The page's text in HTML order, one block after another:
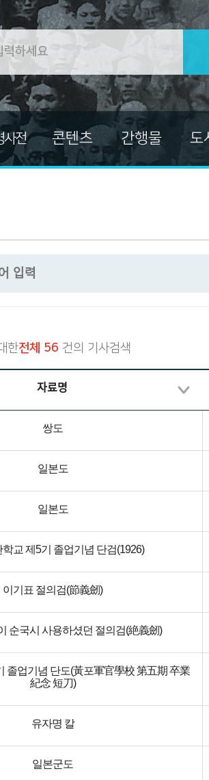
사전 콘텐츠
미주흥사단
신문자료
의병자료
대한인국민회
간행물
발간자료총서
한국독립운동사 연구
도
한전체 56 건의 기사검색
자료명
쌍도
일본도
일본도
교 제5기 졸업기념 단검(1926)
이기표 절의검(節義劒)
순국시 사용하셨던 절의검(絶義劒)
졸업기념 단도(黃포軍官學校 第五期 卒業
紀念 短刀)
유자명 칼
일본군도